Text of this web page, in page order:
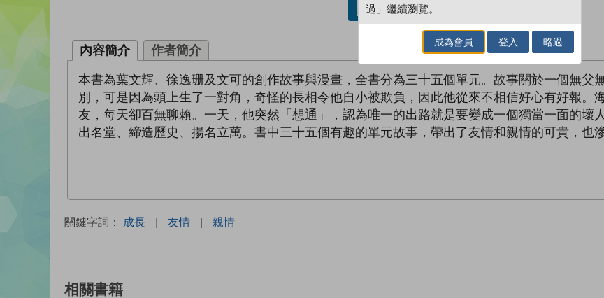
借閱實體書
內容簡介 作者簡介
本書為葉文輝、徐逸珊及文可的創作故事與漫畫，全書分為三十五個單元。故事關於一個無
別，可是因為頭上生了一對角，奇怪的長相令他自小被欺負，因此他從來不相信好心有好報。
友，每天卻百無聊賴。一天，他突然「想通」，認為唯一的出路就是要變成一個獨當一面的壞
出名堂、締造歷史、揚名立萬。書中三十五個有趣的單元故事，帶出了友情和親情的可貴，也
關鍵字詞： 成長 | 友情 | 親情
相關書籍
過」繼續瀏覽。
成為會員 登入 略過